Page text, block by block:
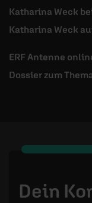
Katharina Weck
Katharina Weck
ERF Antenne
Dossier zum
Dein